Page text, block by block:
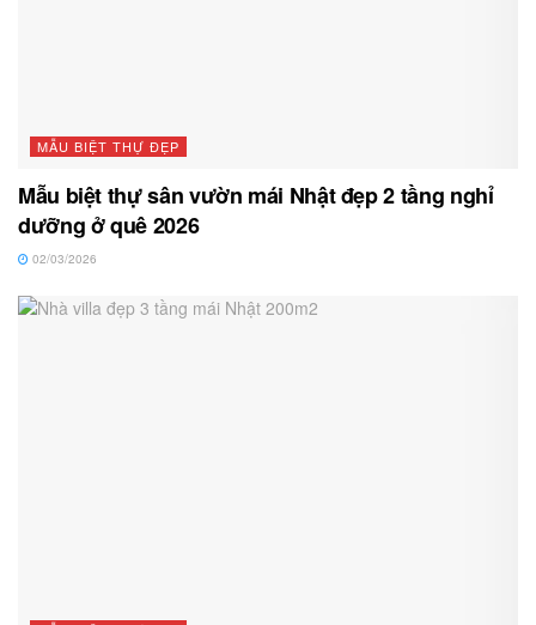
MẪU BIỆT THỰ ĐẸP
Mẫu biệt thự sân vườn mái Nhật đẹp 2 tầng nghỉ
dưỡng ở quê 2026
02/03/2026